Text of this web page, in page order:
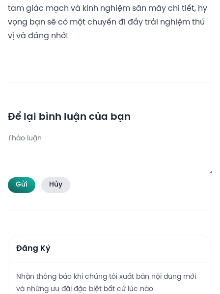
tam giác mạch và kinh nghiệm săn mây chi tiết, hy
vọng bạn sẽ có một chuyến đi đầy trải nghiệm thú
vị và đáng nhớ!
Để lại bình luận của bạn
Gửi Hủy
Đăng Ký
Nhận thông báo khi chúng tôi xuất bản nội dung mới
và những ưu đãi đặc biệt bất cứ lúc nào